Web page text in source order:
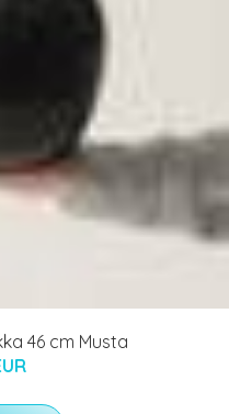
46 cm Musta